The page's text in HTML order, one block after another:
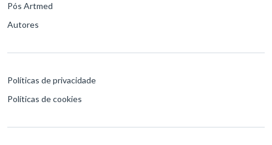
Pós Artmed
Autores
Políticas de privacidade
Políticas de cookies